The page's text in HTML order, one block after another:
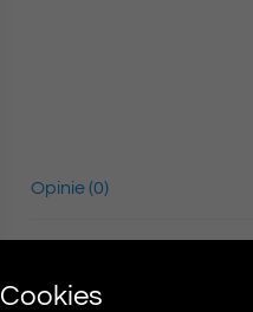
Opinie (0)
Cookies